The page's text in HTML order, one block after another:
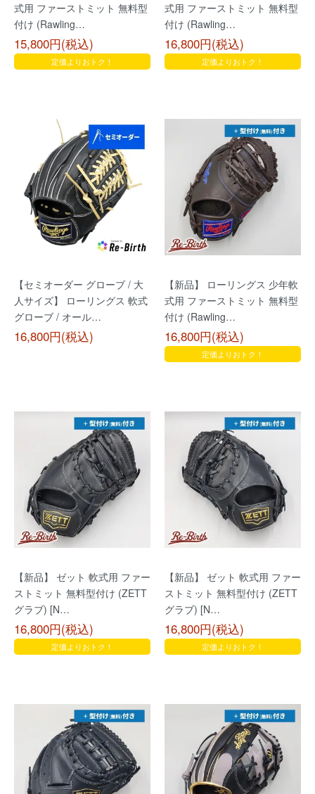
式用 ファーストミット 無料型
付け (Rawling…
15,800円(税込)
定価よりおトク！
式用 ファーストミット 無料型
付け (Rawling…
16,800円(税込)
定価よりおトク！
【セミオーダー グローブ / 大
人サイズ】 ローリングス 軟式
グローブ / オール…
16,800円(税込)
【新品】 ローリングス 少年軟
式用 ファーストミット 無料型
付け (Rawling…
16,800円(税込)
定価よりおトク！
【新品】 ゼット 軟式用 ファー
ストミット 無料型付け (ZETT
グラブ) [N…
16,800円(税込)
定価よりおトク！
【新品】 ゼット 軟式用 ファー
ストミット 無料型付け (ZETT
グラブ) [N…
16,800円(税込)
定価よりおトク！